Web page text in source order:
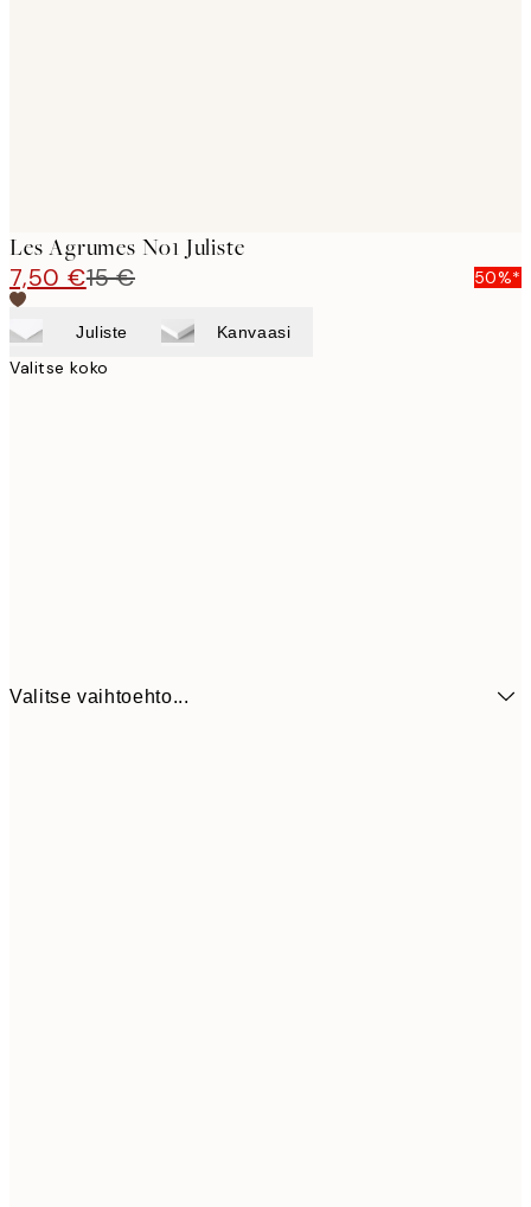
Les Agrumes No1 Juliste
7,50 €15 € 50%*
Juliste Kanvaasi
Valitse koko
Valitse vaihtoehto...